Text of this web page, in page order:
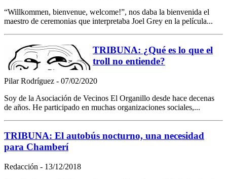
“Willkommen, bienvenue, welcome!”, nos daba la bienvenida el
maestro de ceremonias que interpretaba Joel Grey en la película...
TRIBUNA: ¿Qué es lo que el
troll no entiende?
Pilar Rodríguez - 07/02/2020
Soy de la Asociación de Vecinos El Organillo desde hace decenas
de años. He participado en muchas organizaciones sociales,...
TRIBUNA: El autobús nocturno, una necesidad
para Chamberí
Redacción - 13/12/2018